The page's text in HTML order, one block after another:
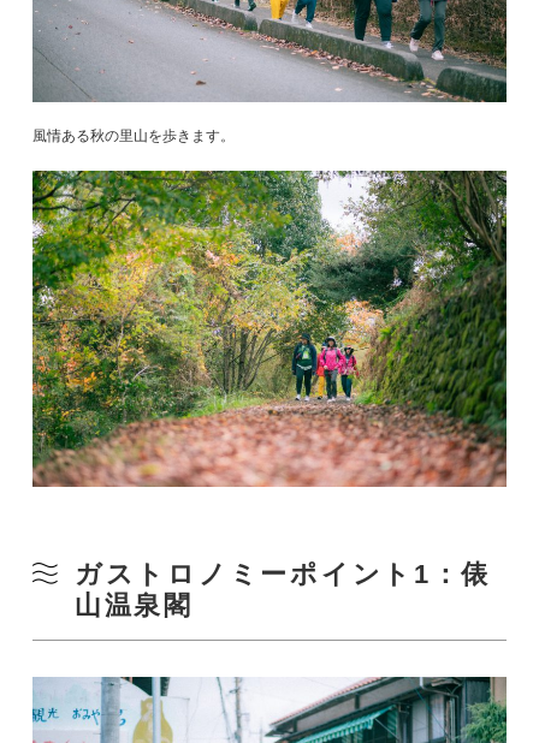
風情ある秋の里山を歩きます。
ガストロノミーポイント1：俵
山温泉閣